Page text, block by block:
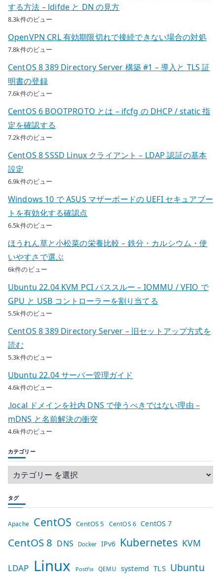
する方法 – ldifde と DN の見方
8.3k件のビュー
OpenVPN CRL 有効期限切れで接続できない場合の対処
7.8k件のビュー
CentOS 8 389 Directory Server 構築 #1 – 導入と TLS 証
明書の登録
7.6k件のビュー
CentOS 6 BOOTPROTO とは – ifcfg の DHCP / static 指
定を確認する
7.2k件のビュー
CentOS 8 SSSD Linux クライアント – LDAP 認証の基本
設定
6.9k件のビュー
Windows 10 で ASUS マザーボードの UEFI セキュアブー
トを有効化する確認点
6.5k件のビュー
ほうれん草と小松菜の栄養比較 – 鉄分・カルシウム・使
いやすさで選ぶ
6k件のビュー
Ubuntu 22.04 KVM PCI パススルー – IOMMU / VFIO で
GPU と USB コントローラーを割り当てる
5.5k件のビュー
CentOS 8 389 Directory Server – 旧セットアップ方式を
読む
5.3k件のビュー
Ubuntu 22.04 サーバー管理ガイド
4.6k件のビュー
.local ドメインを社内 DNS で使うべきではない理由 –
mDNS と名前解決の衝突
4.6k件のビュー
カテゴリー
タグ
Apache CentOS CentOS 5 CentOS 6 CentOS 7
CentOS 8 DNS Docker IPv6 Kubernetes KVM
LDAP Linux Postfix QEMU systemd TLS Ubuntu